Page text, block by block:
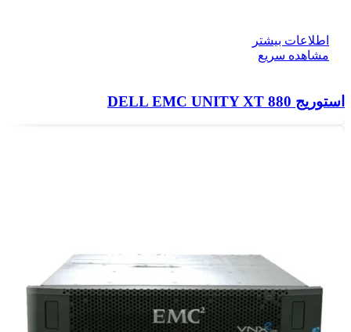
اطلاعات بیشتر
مشاهده سریع
استوریج DELL EMC UNITY XT 880